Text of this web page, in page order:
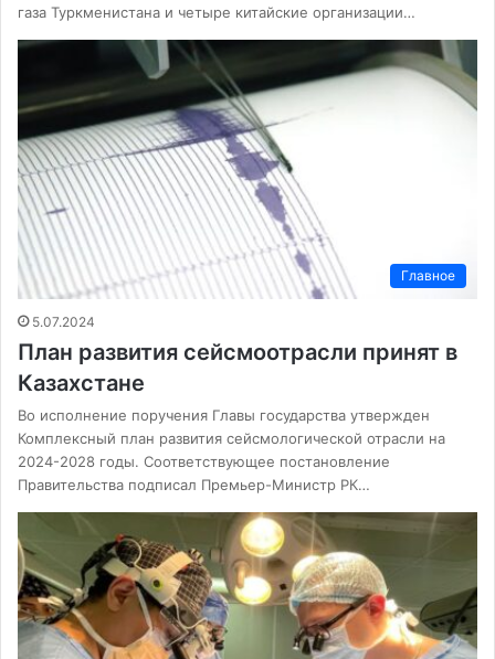
газа Туркменистана и четыре китайские организации…
Главное
5.07.2024
План развития сейсмоотрасли принят в
Казахстане
Во исполнение поручения Главы государства утвержден
Комплексный план развития сейсмологической отрасли на
2024-2028 годы. Соответствующее постановление
Правительства подписал Премьер-Министр РК…